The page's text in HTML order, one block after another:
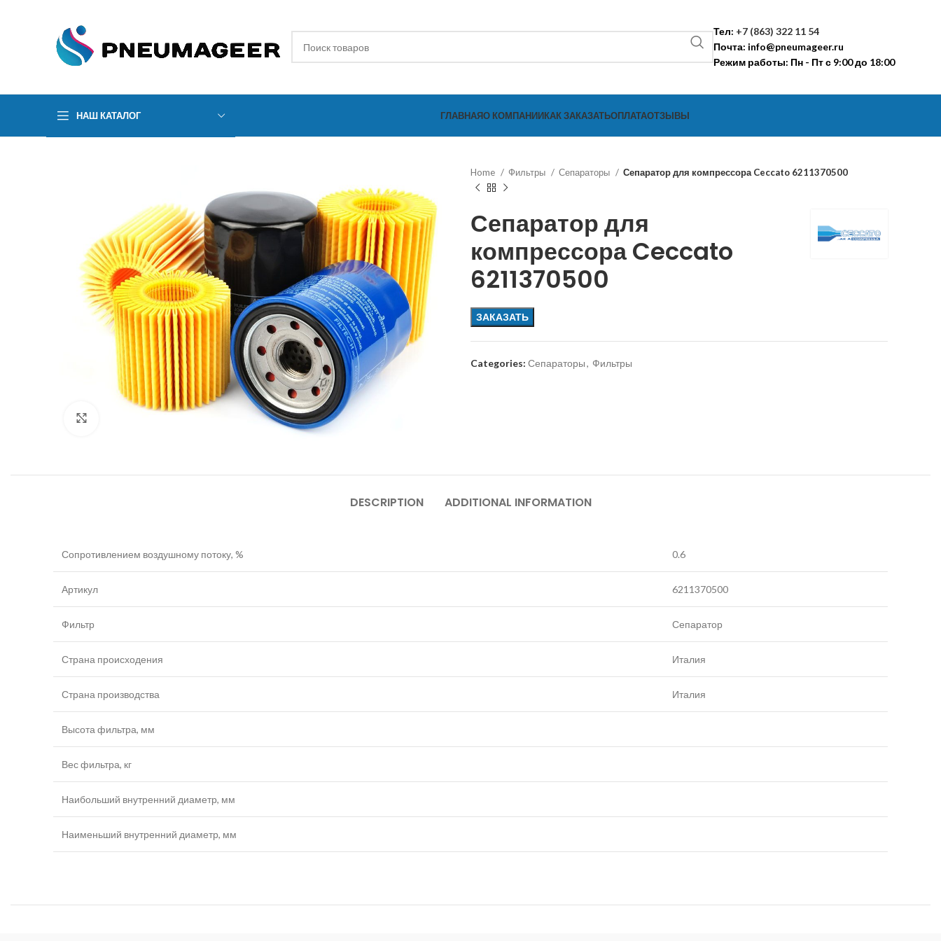
Тел: +7 (863) 322 11 54
Почта: info@pneumageer.ru
Режим работы: Пн - Пт с 9:00 до 18:00
НАШ КАТАЛОГ ГЛАВНАЯО КОМПАНИИКАК ЗАКАЗАТЬОПЛАТАОТЗЫВЫ
Home Фильтры Сепараторы Сепаратор для компрессора Ceccato 6211370500
Сепаратор для
компрессора Ceccato
6211370500
ЗАКАЗАТЬ
Categories: Сепараторы, Фильтры
DESCRIPTION ADDITIONAL INFORMATION
Сопротивлением воздушному потоку, % 0.6
Артикул 6211370500
Фильтр Сепаратор
Страна происходения Италия
Страна производства Италия
Высота фильтра, мм
Вес фильтра, кг
Наибольший внутренний диаметр, мм
Наименьший внутренний диаметр, мм